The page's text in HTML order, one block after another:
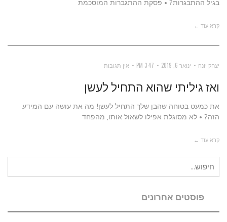
בגיל ההתבגרות? • פסקת ההתגברות המוסכמת
קרא עוד ←
יצחק יונה ינואר 6, 2019 3:47 PM אין תגובות
ואז גיליתי שהוא התחיל לעשן
את כמעט בטוחה שהבן שלך התחיל לעשן! מה את עושה עם המידע
הזה? • לא מסוגלת אפילו לשאול אותו, מהפחד
קרא עוד ←
עבור:
פוסטים אחרונים